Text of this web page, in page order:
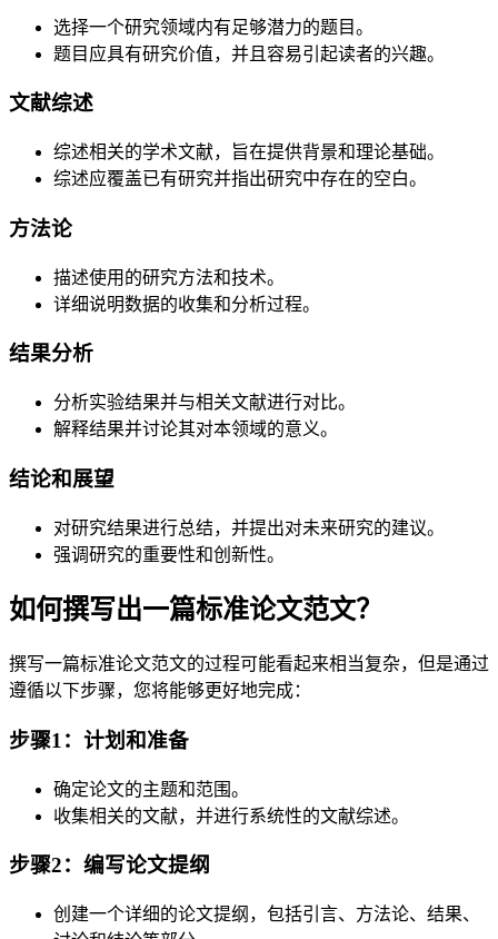
选择一个研究领域内有足够潜力的题目。
题目应具有研究价值，并且容易引起读者的兴趣。
文献综述
综述相关的学术文献，旨在提供背景和理论基础。
综述应覆盖已有研究并指出研究中存在的空白。
方法论
描述使用的研究方法和技术。
详细说明数据的收集和分析过程。
结果分析
分析实验结果并与相关文献进行对比。
解释结果并讨论其对本领域的意义。
结论和展望
对研究结果进行总结，并提出对未来研究的建议。
强调研究的重要性和创新性。
如何撰写出一篇标准论文范文？
撰写一篇标准论文范文的过程可能看起来相当复杂，但是通过
遵循以下步骤，您将能够更好地完成：
步骤1：计划和准备
确定论文的主题和范围。
收集相关的文献，并进行系统性的文献综述。
步骤2：编写论文提纲
创建一个详细的论文提纲，包括引言、方法论、结果、